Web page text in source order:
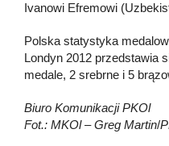
Ivanowi Efremowi
Polska statystyka
Londyn 2012 przedstawia
medale, 2 srebrne i 5
Biuro Komunikacji PKOl
Fot.: MKOl – Greg Martin/